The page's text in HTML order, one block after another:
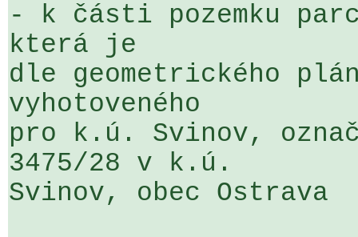
- k části pozemku
která je
dle geometrického
vyhotoveného
pro k.ú. Svinov,
3475/28 v k.ú.
Svinov, obec Ostrava